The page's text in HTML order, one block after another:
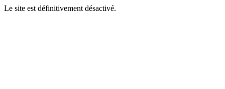
Le site est définitivement désactivé.